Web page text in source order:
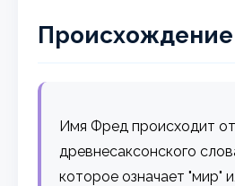
Имя Фред происходит от
древнесаксонского
которое означает "мир"